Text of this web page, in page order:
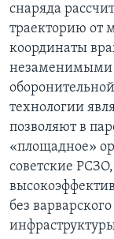
снаряда
траекторию от
координаты
незаменимыми
технологии
позволяют в
«площадное»
советские
без